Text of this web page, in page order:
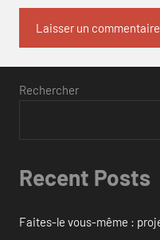
Rechercher
Recent Posts
Faites-le vous-même :